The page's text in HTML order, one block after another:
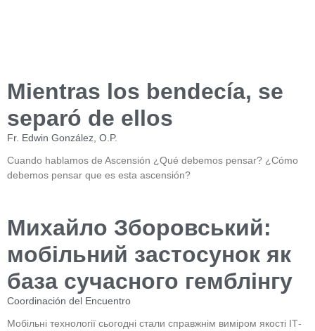
Mientras los bendecía, se
separó de ellos
Fr. Edwin González, O.P.
Cuando hablamos de Ascensión ¿Qué debemos pensar? ¿Cómo
debemos pensar que es esta ascensión?
Михайло Зборовський:
мобільний застосунок як
база сучасного гемблінгу
Coordinación del Encuentro
Мобільні технології сьогодні стали справжнім виміром якості ІТ-